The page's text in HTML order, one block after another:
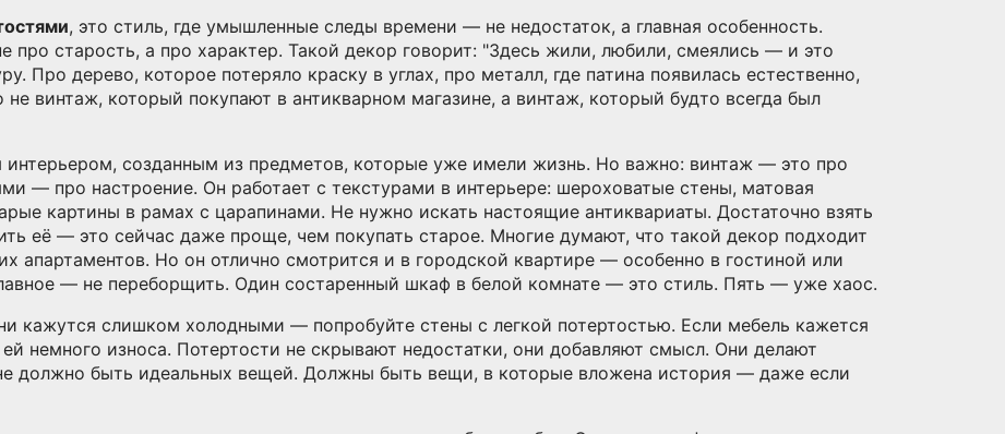
, это стиль, где умышленные следы времени — не недостаток, а главная особенность.
про старость, а про характер. Такой декор говорит: "Здесь жили, любили, смеялись — и это
Про дерево, которое потеряло краску в углах, про металл, где патина появилась естественно,
не винтаж, который покупают в антикварном магазине, а винтаж, который будто всегда был
, созданным из предметов, которые уже имели жизнь. Но важно: винтаж — это про
— про настроение. Он работает с текстурами в интерьере: шероховатые стены, матовая
картины в рамах с царапинами. Не нужно искать настоящие антиквариаты. Достаточно взять
её — это сейчас даже проще, чем покупать старое. Многие думают, что такой декор подходит
апартаментов. Но он отлично смотрится и в городской квартире — особенно в гостиной или
— не переборщить. Один состаренный шкаф в белой комнате — это стиль. Пять — уже хаос.
кажутся слишком холодными — попробуйте стены с легкой потертостью. Если мебель кажется
немного износа. Потертости не скрывают недостатки, они добавляют смысл. Они делают
должно быть идеальных вещей. Должны быть вещи, в которые вложена история — даже если